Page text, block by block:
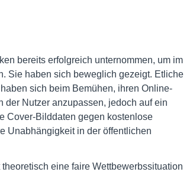
bereits erfolgreich unternommen, um im
Sie haben sich beweglich gezeigt. Etliche
sich beim Bemühen, ihren Online-
der Nutzer anzupassen, jedoch auf ein
Cover-Bilddaten gegen kostenlose
Unabhängigkeit in der öffentlichen
eine faire Wettbewerbssituation